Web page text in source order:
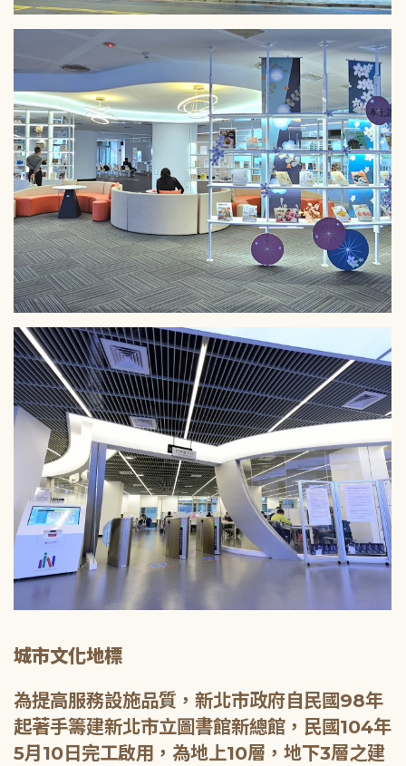
城市文化地標
為提高服務設施品質，新北市政府自民國98年
起著手籌建新北市立圖書館新總館，民國104年
5月10日完工啟用，為地上10層，地下3層之建